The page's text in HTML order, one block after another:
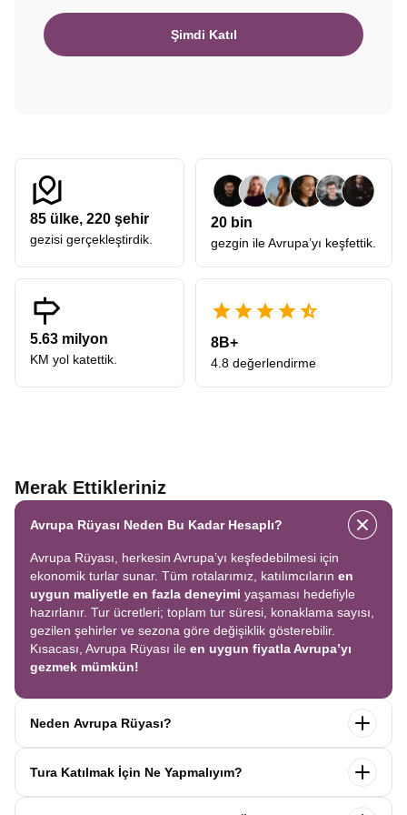
Şimdi Katıl
85 ülke, 220 şehir
gezisi gerçekleştirdik.
20 bin
gezgin ile Avrupa’yı keşfettik.
5.63 milyon
KM yol katettik.
8B+
4.8 değerlendirme
Merak Ettikleriniz
Avrupa Rüyası Neden Bu Kadar Hesaplı?
Avrupa Rüyası, herkesin Avrupa’yı keşfedebilmesi için
ekonomik turlar sunar. Tüm rotalarımız, katılımcıların en
uygun maliyetle en fazla deneyimi yaşaması hedefiyle
hazırlanır. Tur ücretleri; toplam tur süresi, konaklama sayısı,
gezilen şehirler ve sezona göre değişiklik gösterebilir.
Kısacası, Avrupa Rüyası ile en uygun fiyatla Avrupa’yı
gezmek mümkün!
Neden Avrupa Rüyası?
tek seferde birçok
ülkeyikeşfedin! Ekstra tur ücreti yok, tüm geziler fiyata
ile Avrupa’yı en keyifli şekilde yaşayın.
Tura Katılmak İçin Ne Yapmalıyım?